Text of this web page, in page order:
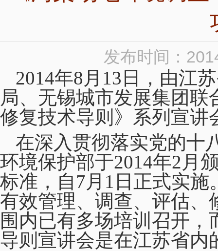
发布时间：
2014年8月13日，由江
局、无锡城市发展集团
修复技术导则》系列宣讲
在深入贯彻落实党的十
环境保护部于2014年2月
标准，自7月1日正式实
有效管理、调查、评估、
围内已有多场培训召开
导则宣讲会是在江苏省内